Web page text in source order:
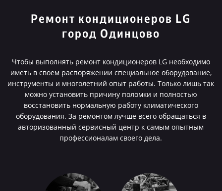
Ремонт кондиционеров LG
город Одинцово
Чтобы выполнять ремонт кондиционеров LG необходимо
иметь в своем распоряжении специальное оборудование,
инструменты и многолетний опыт работы. Только лишь так
можно установить причину поломки и полностью
восстановить нормальную работу климатического
оборудования. За ремонтом лучше всего обращаться в
авторизованный сервисный центр к самым опытным
профессионалам своего дела.